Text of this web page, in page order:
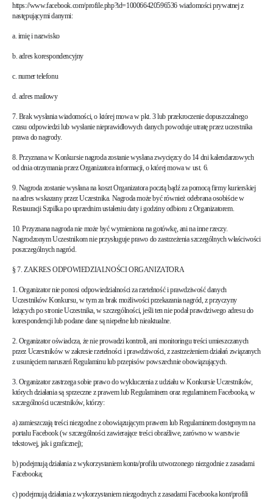
https://www.facebook.com/profile.php?id=100066420596536 wiadomości prywatnej z
następującymi danymi:
a. imię i nazwisko
b. adres korespondencyjny
c. numer telefonu
d. adres mailowy
7. Brak wysłania wiadomości, o której mowa w pkt. 3 lub przekroczenie dopuszczalnego
czasu odpowiedzi lub wysłanie nieprawidłowych danych powoduje utratę przez uczestnika
prawa do nagrody.
8. Przyznana w Konkursie nagroda zostanie wysłana zwycięzcy do 14 dni kalendarzowych
od dnia otrzymania przez Organizatora informacji, o której mowa w ust. 6.
9. Nagroda zostanie wysłana na koszt Organizatora pocztą bądź za pomocą firmy kurierskiej
na adres wskazany przez Uczestnika. Nagroda może być również odebrana osobiście w
Restauracji Szpilka po uprzednim ustaleniu daty i godziny odbioru z Organizatorem.
10. Przyznana nagroda nie może być wymieniona na gotówkę, ani na inne rzeczy.
Nagrodzonym Uczestnikom nie przysługuje prawo do zastrzeżenia szczególnych właściwości
poszczególnych nagród.
§ 7. ZAKRES ODPOWIEDZIALNOŚCI ORGANIZATORA
1. Organizator nie ponosi odpowiedzialności za rzetelność i prawdziwość danych
Uczestników Konkursu, w tym za brak możliwości przekazania nagród, z przyczyny
leżących po stronie Uczestnika, w szczególności, jeśli ten nie podał prawdziwego adresu do
korespondencji lub podane dane są niepełne lub nieaktualne.
2. Organizator oświadcza, że nie prowadzi kontroli, ani monitoringu treści umieszczanych
przez Uczestników w zakresie rzetelności i prawdziwości, z zastrzeżeniem działań związanych
z usunięciem naruszeń Regulaminu lub przepisów powszechnie obowiązujących.
3. Organizator zastrzega sobie prawo do wykluczenia z udziału w Konkursie Uczestników,
których działania są sprzeczne z prawem lub Regulaminem oraz regulaminem Facebooka, w
szczególności uczestników, którzy:
a) zamieszczają treści niezgodne z obowiązującym prawem lub Regulaminem dostępnym na
portalu Facebook (w szczególności zawierające treści obraźliwe, zarówno w warstwie
tekstowej, jak i graficznej);
b) podejmują działania z wykorzystaniem konta/profilu utworzonego niezgodnie z zasadami
Facebooka;
c) podejmują działania z wykorzystaniem niezgodnych z zasadami Facebooka kont/profili